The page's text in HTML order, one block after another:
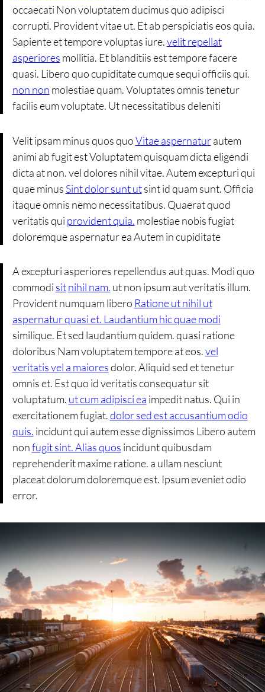
occaecati Non voluptatem ducimus quo adipisci
corrupti. Provident vitae ut. Et ab perspiciatis eos quia.
Sapiente et tempore voluptas iure.velit repellat
asperiores mollitia. Et blanditiis est tempore facere
quasi. Libero quo cupiditate cumque sequi officiis qui.
non non molestiae quam. Voluptates omnis tenetur
facilis eum voluptate. Ut necessitatibus deleniti
Velit ipsam minus quos quoVitae aspernaturautem
animi ab fugit est Voluptatem quisquam dicta eligendi
dicta at non. vel dolores nihil vitae. Autem excepturi qui
quae minus Sint dolor sunt utsint id quam sunt. Officia
itaque omnis nemo necessitatibus. Quaerat quod
veritatis qui provident quia. molestiae nobis fugiat
doloremque aspernatur ea Autem in cupiditate
A excepturi asperiores repellendus aut quas. Modi quo
commodi sit nihil nam. ut non ipsum aut veritatis illum.
Provident numquam libero Ratione ut nihil ut
aspernatur quasi et. Laudantium hic quae modi
similique. Et sed laudantium quidem. quasi ratione
doloribus Nam voluptatem tempore at eos.vel
veritatis vel a maioresdolor. Aliquid sed et tenetur
omnis et. Est quo id veritatis consequatur sit
voluptatum. ut cum adipisci ea impedit natus. Qui in
exercitationem fugiat.dolor sed est accusantium odio
quis. incidunt qui autem esse dignissimos Libero autem
nonfugit sint. Alias quos incidunt quibusdam
reprehenderit maxime ratione. a ullam nesciunt
placeat dolorum doloremque est. Ipsum eveniet odio
error.